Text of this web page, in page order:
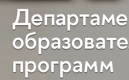
программ